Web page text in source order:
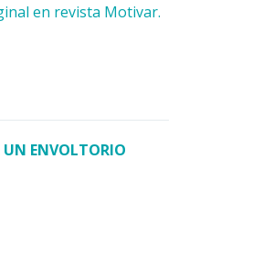
en revista Motivar.
UN ENVOLTORIO